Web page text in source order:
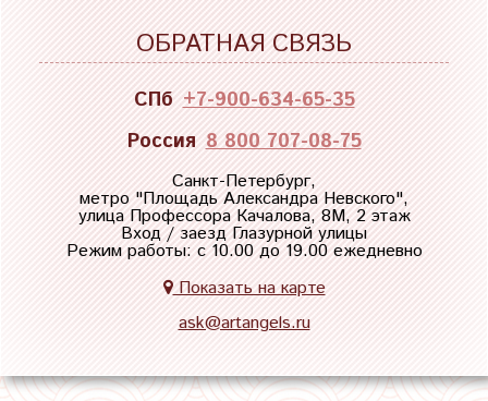
ОБРАТНАЯ СВЯЗЬ
СПб +7-900-634-65-35
Россия 8 800 707-08-75
Санкт-Петербург,
метро "Площадь Александра Невского",
улица Профессора Качалова, 8М, 2 этаж
Вход / заезд Глазурной улицы
Режим работы: с 10.00 до 19.00 ежедневно
Показать на карте
ask@artangels.ru